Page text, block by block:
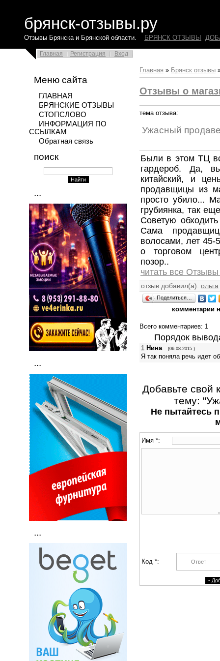
брянск-отзывы.ру
Отзывы Брянска и Брянской области. БРЯНСК ОТЗЫВЫ
Главная Регистрация Вход
Меню сайта
ГЛАВНАЯ
БРЯНСКИЕ ОТЗЫВЫ
СТОПСЛОВО
ИНФОРМАЦИЯ ПО
ССЫЛКАМ
Обратная связь
поиск
...
...
...
Главная » Брянск отзывы
Отзывы о
тема отзыва:
Ужасный
Были в этом ТЦ
гардероб. Да,
китайский, и
продавщицы из
просто убило...
грубиянка, так
Советую
Сама
волосами, лет 45-
о торговом
позор..
читать все
отзыв добавил(а): ольга
Поделиться…
комментарии
Всего комментариев: 1
Порядок
1 Нина (06.08.2015 )
Я так поняла речь идет
Добавьте свой
тему:
Не пытайтесь
Имя *:
Код *: